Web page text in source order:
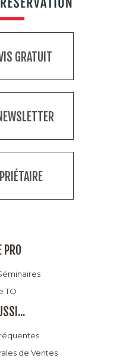
GRATUIT
PRO
TO
de Ventes